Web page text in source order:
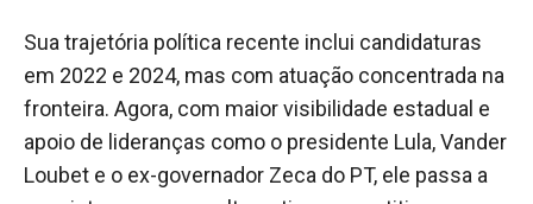
Sua trajetória política recente inclui candidaturas
em 2022 e 2024, mas com atuação concentrada na
fronteira. Agora, com maior visibilidade estadual e
apoio de lideranças como o presidente Lula, Vander
Loubet e o ex-governador Zeca do PT, ele passa a